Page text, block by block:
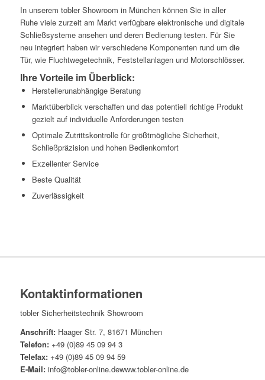
In unserem tobler Showroom in München können Sie in aller
Ruhe viele zurzeit am Markt verfügbare elektronische und digitale
Schließsysteme ansehen und deren Bedienung testen. Für Sie
neu integriert haben wir verschiedene Komponenten rund um die
Tür, wie Fluchtwegetechnik, Feststellanlagen und Motorschlösser.
Ihre Vorteile im Überblick:
Herstellerunabhängige Beratung
Marktüberblick verschaffen und das potentiell richtige Produkt
gezielt auf individuelle Anforderungen testen
Optimale Zutrittskontrolle für größtmögliche Sicherheit,
Schließpräzision und hohen Bedienkomfort
Exzellenter Service
Beste Qualität
Zuverlässigkeit
Kontaktinformationen
tobler Sicherheitstechnik Showroom
Anschrift:Haager Str. 7, 81671 München
Telefon:+49 (0)89 45 09 94 3
Telefax:+49 (0)89 45 09 94 59
E-Mail:info@tobler-online.dewww.tobler-online.de